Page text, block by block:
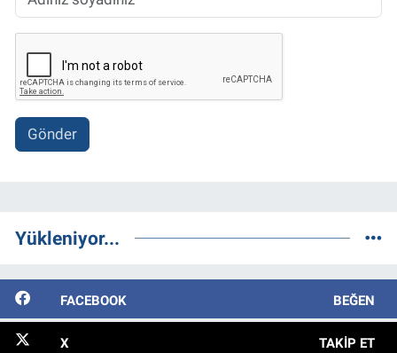
Gönder
Yükleniyor...
FACEBOOK BEĞEN
X TAKIP ET